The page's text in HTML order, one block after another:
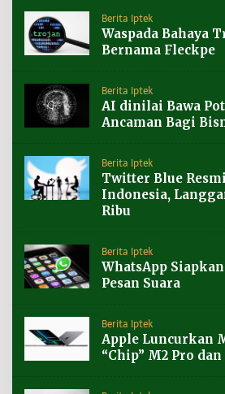
Berita Iptek
Waspada Bahaya
Bernama Fleckpe
Berita Iptek
AI dinilai Bawa
Ancaman Bagi
Berita Iptek
Twitter Blue
Indonesia,
Ribu
Berita Iptek
WhatsApp
Pesan Suara
Berita Iptek
Apple Luncurkan
“Chip” M2 Pro